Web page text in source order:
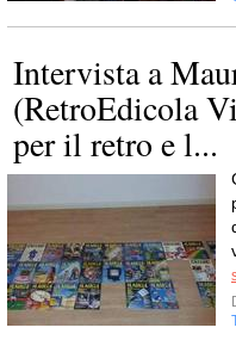
Intervista a
(RetroEdicola
per il retro e l...